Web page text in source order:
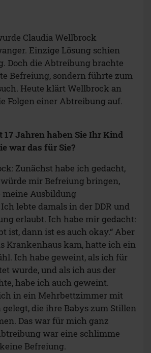
Claudia Wellbrock
Einzige Lösung schien
Doch die Abtreibung brachte
Befreiung, sondern führte zum
Heute klärt Wellbrock an
Folgen einer Abtreibung auf.
17 Jahren haben Sie Ihr Kind
war das für Sie?
Zunächst habe ich gedacht,
mir Befreiung bringen,
Ausbildung
lebte damals in der DDR und
erlaubt. Ich habe mir gedacht:
ist, dann ist es auch okay.“ Aber
Krankenhaus kam, hatte ich ein
Ich habe geweint, als ich für
wurde, und als ich aus der
habe ich auch geweint.
in ein Mehrbettzimmer mit
die ihre Babys zum Stillen
Das war für mich ganz
war eine schlimme
Befreiung.